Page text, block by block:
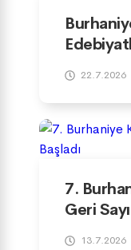
22.7.2026
7.
Geri
13.7.2026